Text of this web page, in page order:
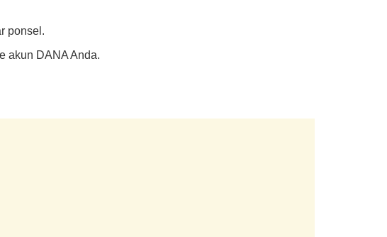
ponsel.
akun DANA Anda.